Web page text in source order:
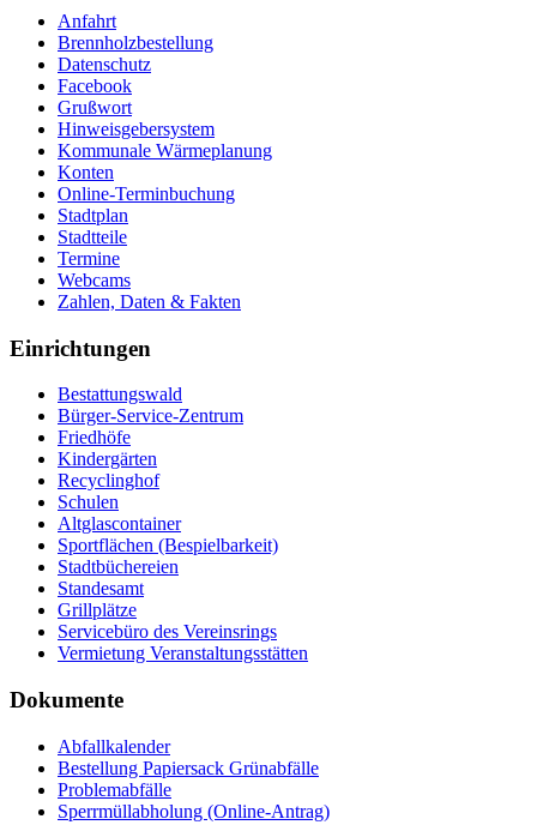
Anfahrt
Brennholzbestellung
Datenschutz
Facebook
Grußwort
Hinweisgebersystem
Kommunale Wärmeplanung
Konten
Online-Terminbuchung
Stadtplan
Stadtteile
Termine
Webcams
Zahlen, Daten & Fakten
Einrichtungen
Bestattungswald
Bürger-Service-Zentrum
Friedhöfe
Kindergärten
Recyclinghof
Schulen
Altglascontainer
Sportflächen (Bespielbarkeit)
Stadtbüchereien
Standesamt
Grillplätze
Servicebüro des Vereinsrings
Vermietung Veranstaltungsstätten
Dokumente
Abfallkalender
Bestellung Papiersack Grünabfälle
Problemabfälle
Sperrmüllabholung (Online-Antrag)